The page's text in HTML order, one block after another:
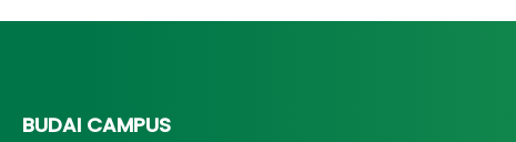
BUDAI CAMPUS